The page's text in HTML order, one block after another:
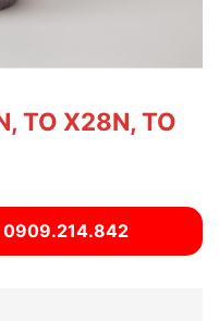
TO X28N, TO
0909.214.842